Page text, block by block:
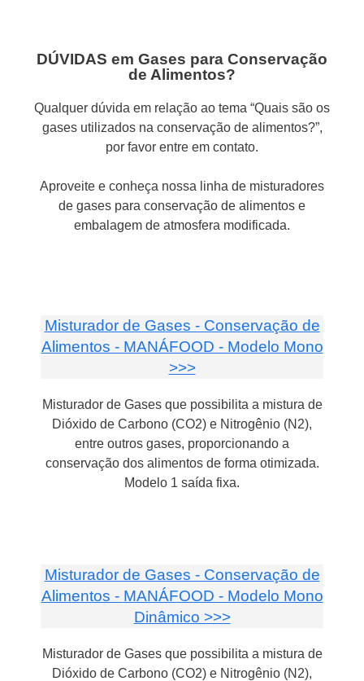
DÚVIDAS em Gases para Conservação
de Alimentos?
Qualquer dúvida em relação ao tema “Quais são os
gases utilizados na conservação de alimentos?”,
por favor entre em contato.
Aproveite e conheça nossa linha de misturadores
de gases para conservação de alimentos e
embalagem de atmosfera modificada.
Misturador de Gases - Conservação de
Alimentos - MANÁFOOD - Modelo Mono
>>>
Misturador de Gases que possibilita a mistura de
Dióxido de Carbono (CO2) e Nitrogênio (N2),
entre outros gases, proporcionando a
conservação dos alimentos de forma otimizada.
Modelo 1 saída fixa.
Misturador de Gases - Conservação de
Alimentos - MANÁFOOD - Modelo Mono
Dinâmico >>>
Misturador de Gases que possibilita a mistura de
Dióxido de Carbono (CO2) e Nitrogênio (N2),